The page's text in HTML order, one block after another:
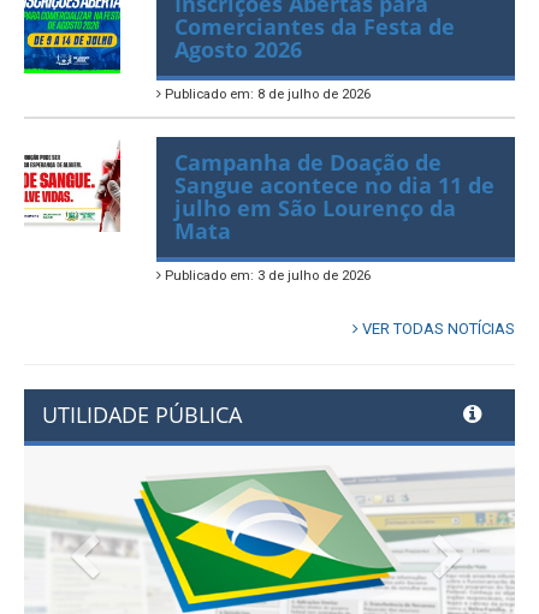
Inscrições Abertas para
Comerciantes da Festa de
Agosto 2026
Campanha de Doação de
Sangue acontece no dia 11 de
julho em São Lourenço da
Mata
UTILIDADE PÚBLICA
Previous Next